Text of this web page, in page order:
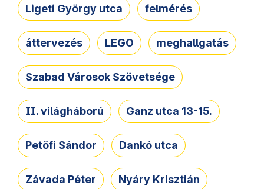
Ligeti György utca felmérés
áttervezés LEGO meghallgatás
Szabad Városok Szövetsége
II. világháború Ganz utca 13-15.
Petőfi Sándor Dankó utca
Závada Péter Nyáry Krisztián